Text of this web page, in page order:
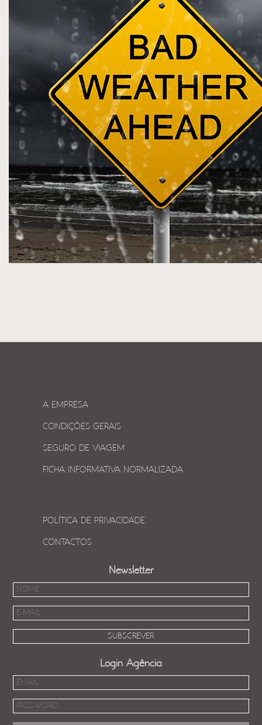
A EMPRESA
CONDIÇÕES GERAIS
SEGURO DE VIAGEM
FICHA INFORMATIVA NORMALIZADA
POLÍTICA DE PRIVACIDADE
CONTACTOS
Newsletter
Login Agência